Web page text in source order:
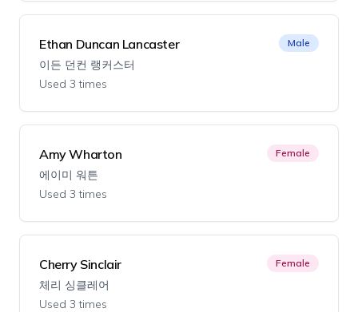
Ethan Duncan Lancaster
이든 던컨 랭커스터
Used 3 times
Male
Amy Wharton
에이미 워튼
Used 3 times
Female
Cherry Sinclair
체리 싱클레어
Used 3 times
Female